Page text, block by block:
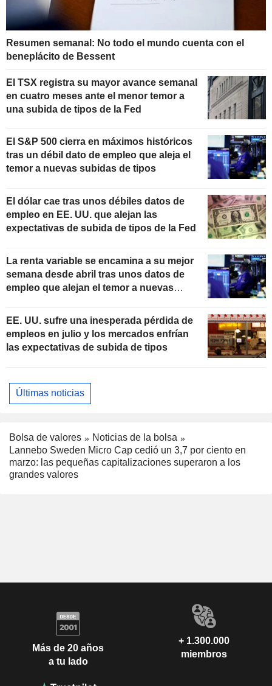
Resumen semanal: No todo el mundo cuenta con el
beneplácito de Bessent
El TSX registra su mayor avance semanal
en cuatro meses ante el menor temor a
una subida de tipos de la Fed
El S&P 500 cierra en máximos históricos
tras un débil dato de empleo que aleja el
temor a nuevas subidas de tipos
El dólar cae tras unos débiles datos de
empleo en EE. UU. que alejan las
expectativas de subida de tipos de la Fed
La renta variable se encamina a su mejor
semana desde abril tras unos datos de
empleo que alejan el temor a nuevas
EE. UU. sufre una inesperada pérdida de
empleos en julio y los mercados enfrían
las expectativas de subida de tipos
Últimas noticias
Bolsa de valores
Noticias de la bolsa
Lannebo Sweden Micro Cap cedió un 3,7 por ciento en
marzo: las pequeñas capitalizaciones superaron a los
grandes valores
Más de 20 años
a tu lado
+ 1.300.000
miembros